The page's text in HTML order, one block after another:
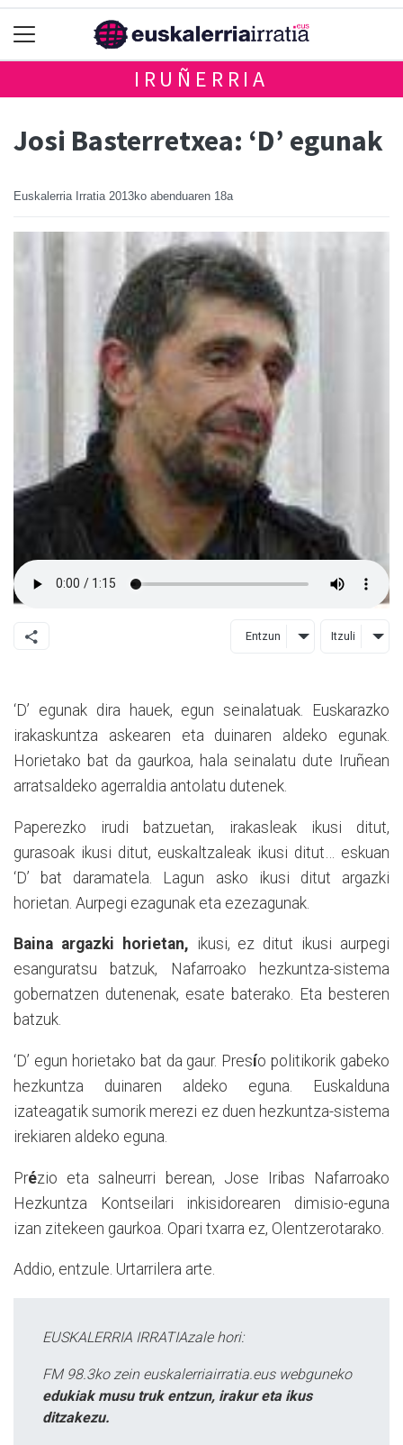
IRUÑERRIA
Josi Basterretxea: ‘D’ egunak
Euskalerria Irratia 2013ko abenduaren 18a
Entzun Itzuli
‘D’ egunak dira hauek, egun seinalatuak. Euskarazko
irakaskuntza askearen eta duinaren aldeko egunak.
Horietako bat da gaurkoa, hala seinalatu dute Iruñean
arratsaldeko agerraldia antolatu dutenek.
Paperezko irudi batzuetan, irakasleak ikusi ditut,
gurasoak ikusi ditut, euskaltzaleak ikusi ditut… eskuan
‘D’ bat daramatela. Lagun asko ikusi ditut argazki
horietan. Aurpegi ezagunak eta ezezagunak.
Baina argazki horietan, ikusi, ez ditut ikusi aurpegi
esanguratsu batzuk, Nafarroako hezkuntza-sistema
gobernatzen dutenenak, esate baterako. Eta besteren
batzuk.
‘D’ egun horietako bat da gaur. Presío politikorik gabeko
hezkuntza duinaren aldeko eguna. Euskalduna
izateagatik sumorik merezi ez duen hezkuntza-sistema
irekiaren aldeko eguna.
Prézio eta salneurri berean, Jose Iribas Nafarroako
Hezkuntza Kontseilari inkisidorearen dimisio-eguna
izan zitekeen gaurkoa. Opari txarra ez, Olentzerotarako.
Addio, entzule. Urtarrilera arte.
EUSKALERRIA IRRATIAzale hori:
FM 98.3ko zein euskalerriairratia.eus webguneko
edukiak musu truk entzun, irakur eta ikus
ditzakezu.